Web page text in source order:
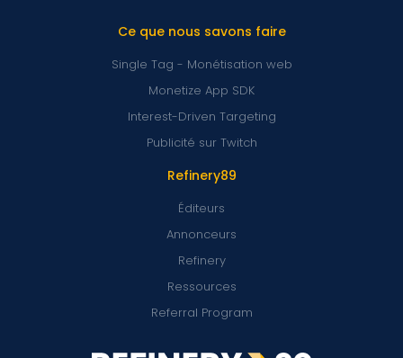
Refinery89
Éditeurs
Annonceurs
Refinery
Ressources
Referral Program
Ce que nous savons faire
Single Tag - Monétisation web
Monetize App SDK
Interest-Driven Targeting
Publicité sur Twitch